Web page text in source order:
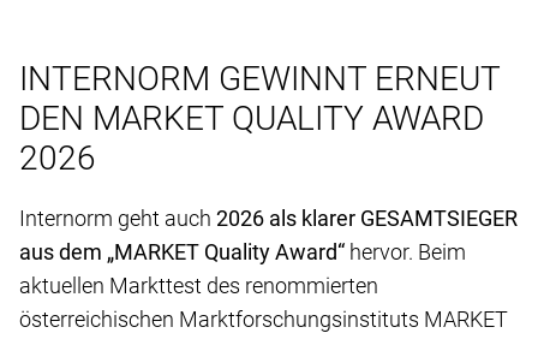
INTERNORM GEWINNT ERNEUT
DEN MARKET QUALITY AWARD
2026
Internorm geht auch 2026 als klarer GESAMTSIEGER
aus dem „MARKET Quality Award“ hervor. Beim
aktuellen Markttest des renommierten
österreichischen Marktforschungsinstituts MARKET